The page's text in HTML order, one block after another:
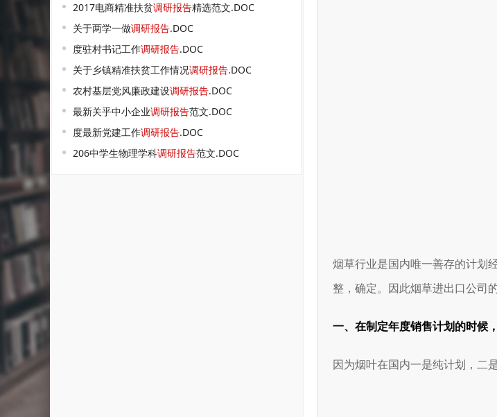
2017电商精准扶贫调研报告精选范文.DOC
关于两学一做调研报告.DOC
度驻村书记工作调研报告.DOC
关于乡镇精准扶贫工作情况调研报告.DOC
农村基层党风廉政建设调研报告.DOC
最新关乎中小企业调研报告范文.DOC
度最新党建工作调研报告.DOC
206中学生物理学科调研报告范文.DOC
烟草行业是国内唯一善存的计划
整，确定。因此烟草进出口公司
一、在制定年度销售计划的时候
因为烟叶在国内一是纯计划，二